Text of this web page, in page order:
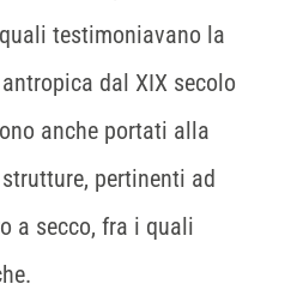
testimoniavano la
dal XIX secolo
anche portati alla
pertinenti ad
a secco, fra i quali